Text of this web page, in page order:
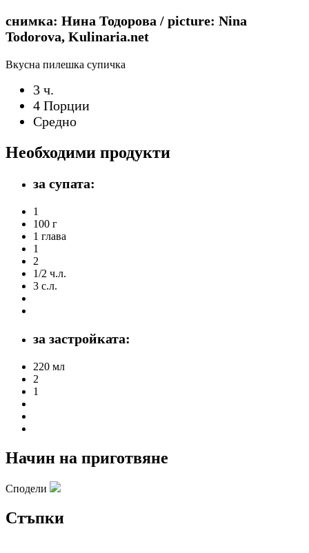
снимка: Нина Тодорова / picture: Nina
Todorova, Kulinaria.net
Вкусна пилешка супичка
3 ч.
4 Порции
Средно
Необходими продукти
за супата:
1
100 г
1 глава
1
2
1/2 ч.л.
3 с.л.
за застройката:
220 мл
2
1
Начин на приготвяне
Сподели
Стъпки